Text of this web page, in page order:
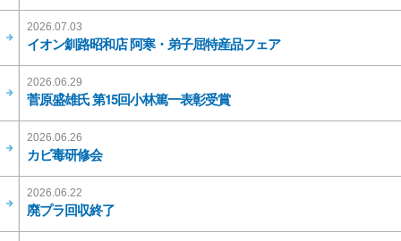
2026.07.03
イオン釧路昭和店 阿寒・弟子屈特産品フェア
2026.06.29
菅原盛雄氏 第15回小林篤一表彰受賞
2026.06.26
カビ毒研修会
2026.06.22
廃プラ回収終了